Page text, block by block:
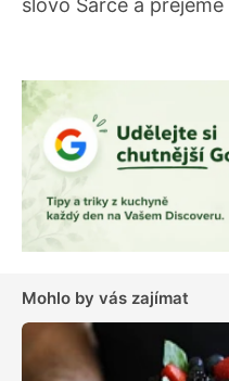
slovo Šárce a
Mohlo by vás zajímat